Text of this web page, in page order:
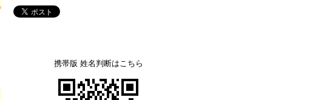
携帯版 姓名判断はこちら